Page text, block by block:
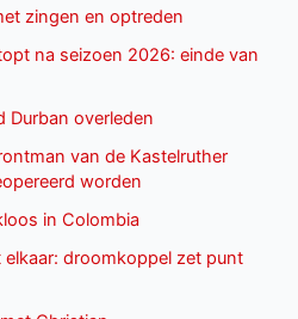
zingen en optreden
na seizoen 2026: einde van
Durban overleden
van de Kastelruther
worden
in Colombia
elkaar: droomkoppel zet punt